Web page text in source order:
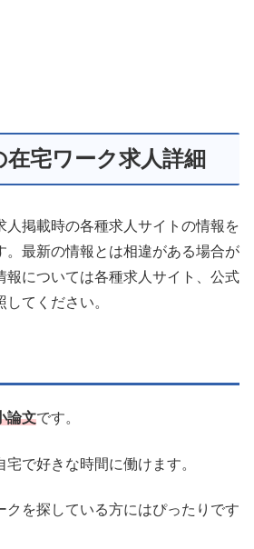
在宅ワーク求人詳細
掲載時の各種求人サイトの情報を
。最新の情報とは相違がある場合が
報については各種求人サイト、公式
てください。
論文です。
で好きな時間に働けます。
クを探している方にはぴったりです